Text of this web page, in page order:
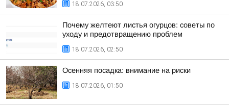
18.07.2026, 03:50
Почему желтеют листья огурцов: советы по
уходу и предотвращению проблем
18.07.2026, 02:50
Осенняя посадка: внимание на риски
18.07.2026, 01:50